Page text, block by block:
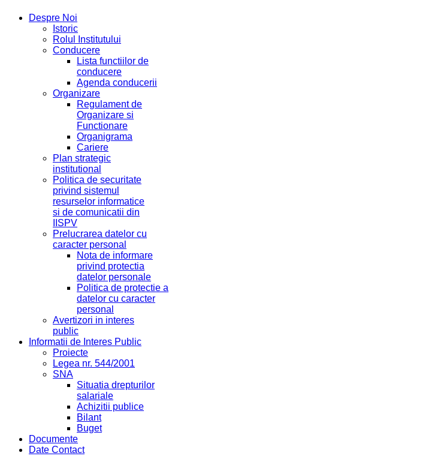
Despre Noi
Istoric
Rolul Institutului
Conducere
Lista functiilor de
conducere
Agenda conducerii
Organizare
Regulament de
Organizare si
Functionare
Organigrama
Cariere
Plan strategic
institutional
Politica de securitate
privind sistemul
resurselor informatice
si de comunicatii din
IISPV
Prelucrarea datelor cu
caracter personal
Nota de informare
privind protectia
datelor personale
Politica de protectie a
datelor cu caracter
personal
Avertizori in interes
public
Informatii de Interes Public
Proiecte
Legea nr. 544/2001
SNA
Situatia drepturilor
salariale
Achizitii publice
Bilant
Buget
Documente
Date Contact